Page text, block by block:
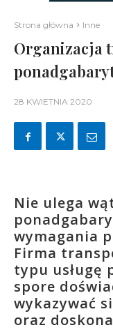
Strona główna Inne
Organizacja
28 KWIETNIA 2020
Nie ulega
wymagania
Firma
typu usługę
spore
wykazywać
oraz